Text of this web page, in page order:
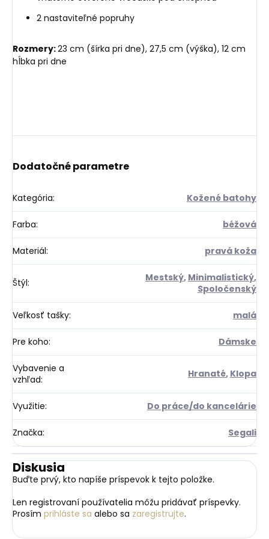
2 nastaviteľné popruhy
Rozmery:23 cm (šírka pri dne), 27,5 cm (výška), 12 cm
hĺbka pri dne
Dodatočné parametre
Kategória: Kožené batohy
Farba: béžová
Materiál: pravá koža
Štýl: Mestský, Minimalistický,
Spoločenský
Veľkosť tašky: malá
Pre koho: Dámske
Vybavenie a
vzhľad: Hranaté, Klopa
Využitie: Do práce/do kancelárie
Značka: Segali
Diskusia
Buďte prvý, kto napíše príspevok k tejto položke.
Len registrovaní používatelia môžu pridávať príspevky.
Prosím prihláste sa alebo sa zaregistrujte.